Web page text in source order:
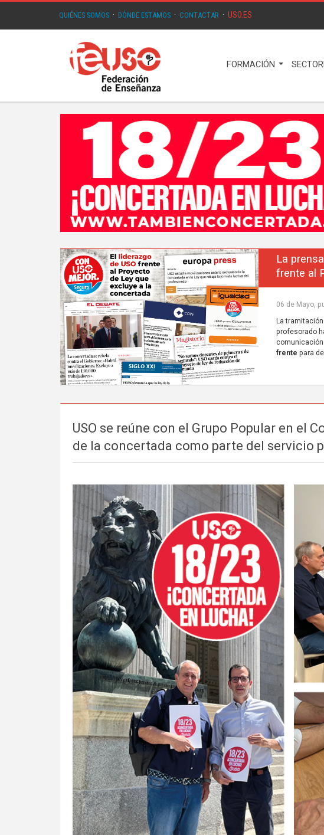
QUIÉNES SOMOS · DÓNDE ESTAMOS · CONTACTAR · USO.ES
FORMACIÓN
La
frente al
06 de Mayo,
La
profesorado
frente para
USO se reúne con el Grupo Popular en el
de la concertada como parte del servicio